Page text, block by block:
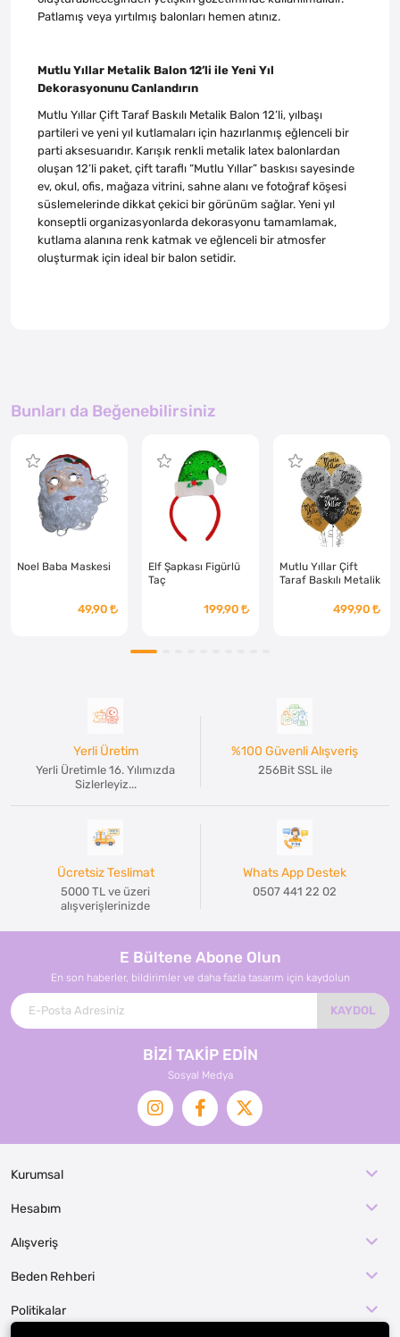
Patlamış veya yırtılmış balonları hemen atınız.
Mutlu Yıllar Metalik Balon 12’li ile Yeni Yıl
Dekorasyonunu Canlandırın
Mutlu Yıllar Çift Taraf Baskılı Metalik Balon 12’li, yılbaşı
partileri ve yeni yıl kutlamaları için hazırlanmış eğlenceli bir
parti aksesuarıdır. Karışık renkli metalik latex balonlardan
oluşan 12’li paket, çift taraflı “Mutlu Yıllar” baskısı sayesinde
ev, okul, ofis, mağaza vitrini, sahne alanı ve fotoğraf köşesi
süslemelerinde dikkat çekici bir görünüm sağlar. Yeni yıl
konseptli organizasyonlarda dekorasyonu tamamlamak,
kutlama alanına renk katmak ve eğlenceli bir atmosfer
oluşturmak için ideal bir balon setidir.
Bunları da Beğenebilirsiniz
Noel Baba Maskesi
49,90
Elf Şapkası Figürlü
Taç
199,90
Mutlu Yıllar Çift
Taraf Baskılı Metalik
499,90
Yerli Üretim
Yerli Üretimle 16. Yılımızda
Sizlerleyiz...
%100 Güvenli Alışveriş
256Bit SSL ile
Ücretsiz Teslimat
5000 TL ve üzeri
alışverişlerinizde
Whats App Destek
0507 441 22 02
E Bültene Abone Olun
En son haberler, bildirimler ve daha fazla tasarım için kaydolun
KAYDOL
BİZİ TAKİP EDİN
Sosyal Medya
Kurumsal
Hesabım
Alışveriş
Beden Rehberi
Politikalar